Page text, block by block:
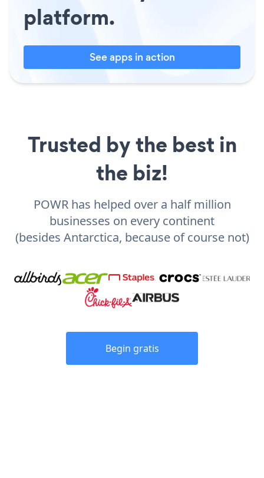
platform.
See apps in action
Trusted by the best in
the biz!
POWR has helped over a half million
businesses on every continent
(besides Antarctica, because of course not)
Begin gratis